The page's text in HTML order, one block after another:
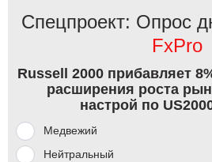
Спецпроект: Опрос
FxPro
Russell 2000 прибавляет
расширения роста
настрой по
Медвежий
Нейтральный